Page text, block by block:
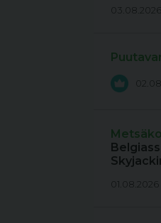
03.08.2026
01.08.2026